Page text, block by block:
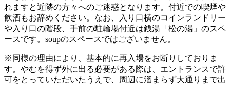
れますと近隣の方々へのご迷惑となります。付近での喫煙や
飲酒もお辞めください。なお、入り口横のコインランドリー
や入り口の階段、手前の駐輪場付近は銭湯「松の湯」のスペ
ースです。soupのスペースではございません。
※同様の理由により、基本的に再入場をお断りしておりま
す。やむを得ず外に出る必要がある際は、エントランスで許
可をとっていただいたうえで、周辺に溜まらず大通りまで出